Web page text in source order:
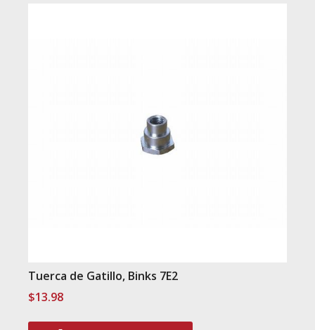
Tuerca de Gatillo, Binks 7E2
$13.98